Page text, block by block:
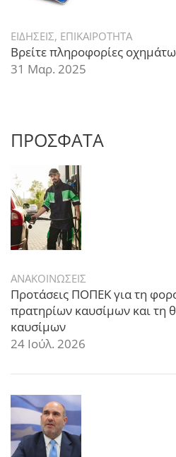
ΕΙΔΗΣΕΙΣ, ΕΠΙΚΑΙΡΟΤΗΤΑ
Βρείτε πληροφορίες
31 Μαρ. 2025
ΠΡΟΣΦΑΤΑ
ΑΝΑΚΟΙΝΩΣΕΙΣ
Προτάσεις ΠΟΠΕΚ για τη
πρατηρίων καυσίμων και τη
καυσίμων
24 Ιούλ. 2026